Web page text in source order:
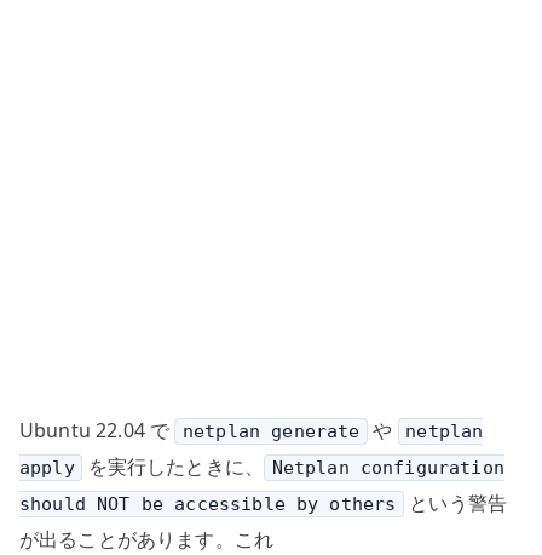
by
others
へ
の
Ubuntu 22.04 で netplan generate や
netplan
apply
を実行したときに、
Netplan configuration
should NOT be accessible by others
という警告
が出ることがあります。これ